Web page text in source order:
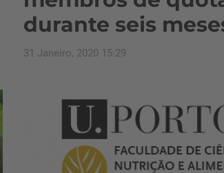
durante seis
31 Janeiro, 2020 15:29